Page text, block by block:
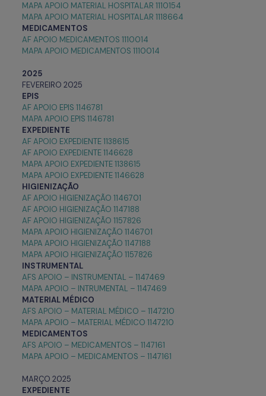
MAPA APOIO MATERIAL HOSPITALAR 1110154
MAPA APOIO MATERIAL HOSPITALAR 1118664
MEDICAMENTOS
AF APOIO MEDICAMENTOS 1110014
MAPA APOIO MEDICAMENTOS 1110014
2025
FEVEREIRO 2025
EPIS
AF APOIO EPIS 1146781
MAPA APOIO EPIS 1146781
EXPEDIENTE
AF APOIO EXPEDIENTE 1138615
AF APOIO EXPEDIENTE 1146628
MAPA APOIO EXPEDIENTE 1138615
MAPA APOIO EXPEDIENTE 1146628
HIGIENIZAÇÃO
AF APOIO HIGIENIZAÇÃO 1146701
AF APOIO HIGIENIZAÇÃO 1147188
AF APOIO HIGIENIZAÇÃO 1157826
MAPA APOIO HIGIENIZAÇÃO 1146701
MAPA APOIO HIGIENIZAÇÃO 1147188
MAPA APOIO HIGIENIZAÇÃO 1157826
INSTRUMENTAL
AFS APOIO – INSTRUMENTAL – 1147469
MAPA APOIO – INTRUMENTAL – 1147469
MATERIAL MÉDICO
AFS APOIO – MATERIAL MÉDICO – 1147210
MAPA APOIO – MATERIAL MÉDICO 1147210
MEDICAMENTOS
AFS APOIO – MEDICAMENTOS – 1147161
MAPA APOIO – MEDICAMENTOS – 1147161
MARÇO 2025
EXPEDIENTE